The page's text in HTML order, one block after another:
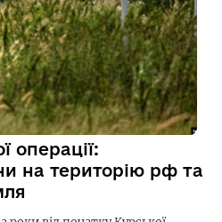
операції:
на територію рф та